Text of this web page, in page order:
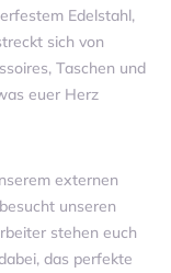
Edelstahl,
sich von
Taschen und
euer Herz
externen
unseren
stehen euch
das perfekte